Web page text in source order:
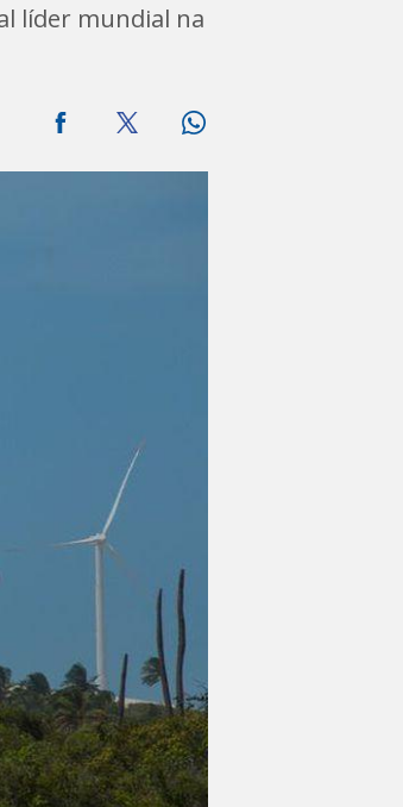
líder mundial na